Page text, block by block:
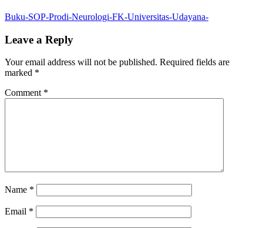
Buku-SOP-Prodi-Neurologi-FK-Universitas-Udayana-
Leave a Reply
Your email address will not be published. Required fields are
marked *
Comment *
Name *
Email *